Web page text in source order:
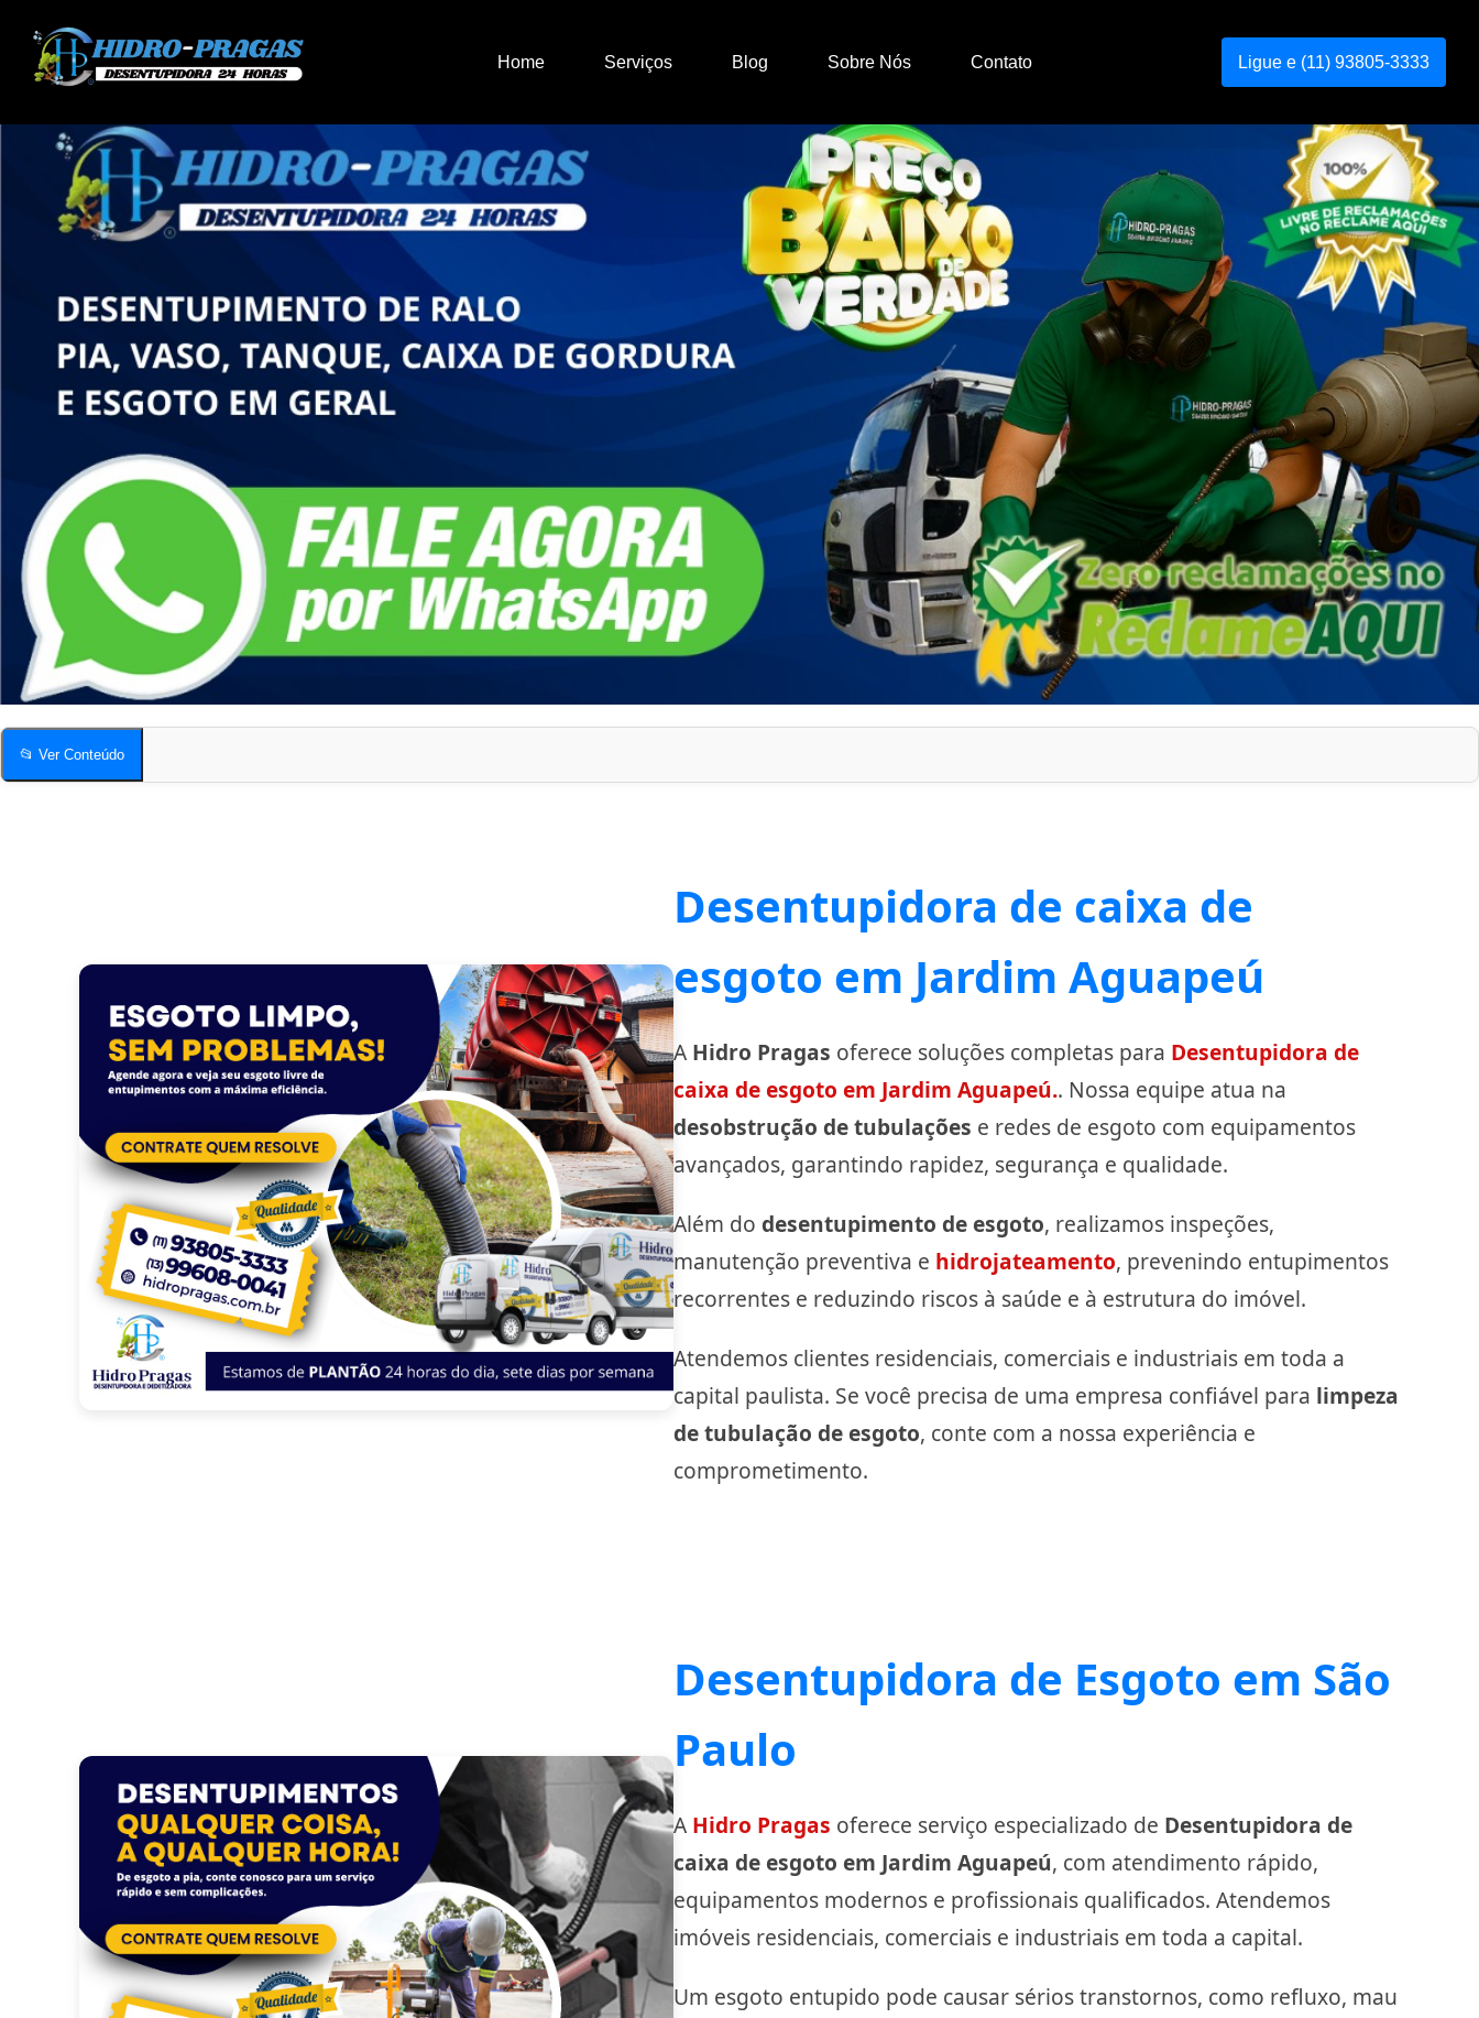
Home Serviços Blog Sobre Nós Contato Ligue e (11) 93805-3333
📂 Ver Conteúdo
O serviço de desentupimento gera muita sujeira?
Desentupidora de caixa de
esgoto em Jardim Aguapeú
A Hidro Pragas oferece soluções completas para Desentupidora de
caixa de esgoto em Jardim Aguapeú.. Nossa equipe atua na
desobstrução de tubulações e redes de esgoto com equipamentos
avançados, garantindo rapidez, segurança e qualidade.
Além do desentupimento de esgoto, realizamos inspeções,
manutenção preventiva e hidrojateamento, prevenindo entupimentos
recorrentes e reduzindo riscos à saúde e à estrutura do imóvel.
Atendemos clientes residenciais, comerciais e industriais em toda a
capital paulista. Se você precisa de uma empresa confiável para limpeza
de tubulação de esgoto, conte com a nossa experiência e
comprometimento.
Desentupidora de Esgoto em São
Paulo
A Hidro Pragas oferece serviço especializado de Desentupidora de
caixa de esgoto em Jardim Aguapeú, com atendimento rápido,
equipamentos modernos e profissionais qualificados. Atendemos
imóveis residenciais, comerciais e industriais em toda a capital.
Um esgoto entupido pode causar sérios transtornos, como refluxo, mau